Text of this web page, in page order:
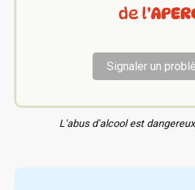
Signaler un
L'abus d'alcool est